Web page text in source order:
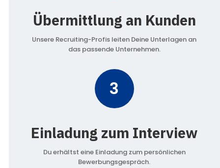
Übermittlung an Kunden
Unsere Recruiting-Profis leiten Deine Unterlagen an
das passende Unternehmen.
3
Einladung zum Interview
Du erhältst eine Einladung zum persönlichen
Bewerbungsgespräch.